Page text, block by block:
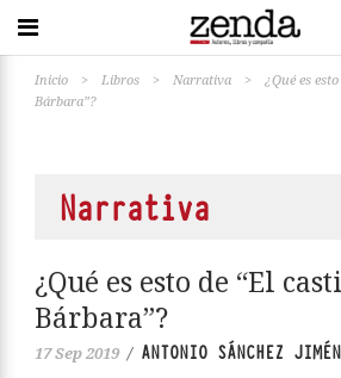
Inicio > Libros > Narrativa >
¿Qué es
Bárbara”?
Narrativa
¿Qué es esto de “El
Bárbara”?
17 Sep 2019 / ANTONIO SÁNCHEZ